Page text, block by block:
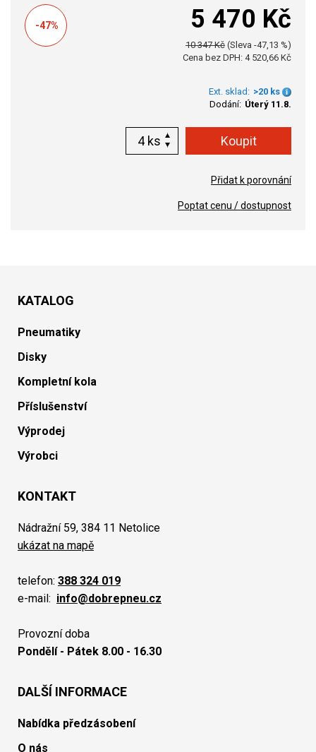
-47% 5 470 Kč
10 347 Kč (Sleva -47,13 %)
Cena bez DPH: 4 520,66 Kč
Ext. sklad: >20 ks
Dodání: Úterý 11.8.
ks
Přidat k porovnání
Poptat cenu / dostupnost
KATALOG
Pneumatiky
Disky
Kompletní kola
Příslušenství
Výprodej
Výrobci
KONTAKT
Nádražní 59, 384 11 Netolice
ukázat na mapě
telefon: 388 324 019
e-mail: info@dobrepneu.cz
Provozní doba
Pondělí - Pátek 8.00 - 16.30
DALŠÍ INFORMACE
Nabídka předzásobení
O nás